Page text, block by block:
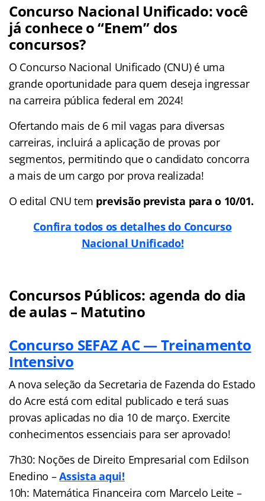
Concurso Nacional Unificado: você
já conhece o “Enem” dos
concursos?
O Concurso Nacional Unificado (CNU) é uma
grande oportunidade para quem deseja ingressar
na carreira pública federal em 2024!
Ofertando mais de 6 mil vagas para diversas
carreiras, incluirá a aplicação de provas por
segmentos, permitindo que o candidato concorra
a mais de um cargo por prova realizada!
O edital CNU tem previsão prevista para o 10/01.
Confira todos os detalhes do Concurso
Nacional Unificado!
Concursos Públicos: agenda do dia
de aulas – Matutino
Concurso SEFAZ AC — Treinamento
Intensivo
A nova seleção da Secretaria de Fazenda do Estado
do Acre está com edital publicado e terá suas
provas aplicadas no dia 10 de março. Exercite
conhecimentos essenciais para ser aprovado!
7h30: Noções de Direito Empresarial com Edilson
Enedino –Assista aqui!
10h: Matemática Financeira com Marcelo Leite –